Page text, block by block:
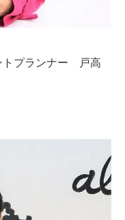
トプランナー 戸高